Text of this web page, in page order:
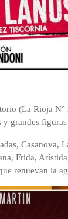
(La Rioja N°
grandes
Casanova,
Frida,
renuevan la